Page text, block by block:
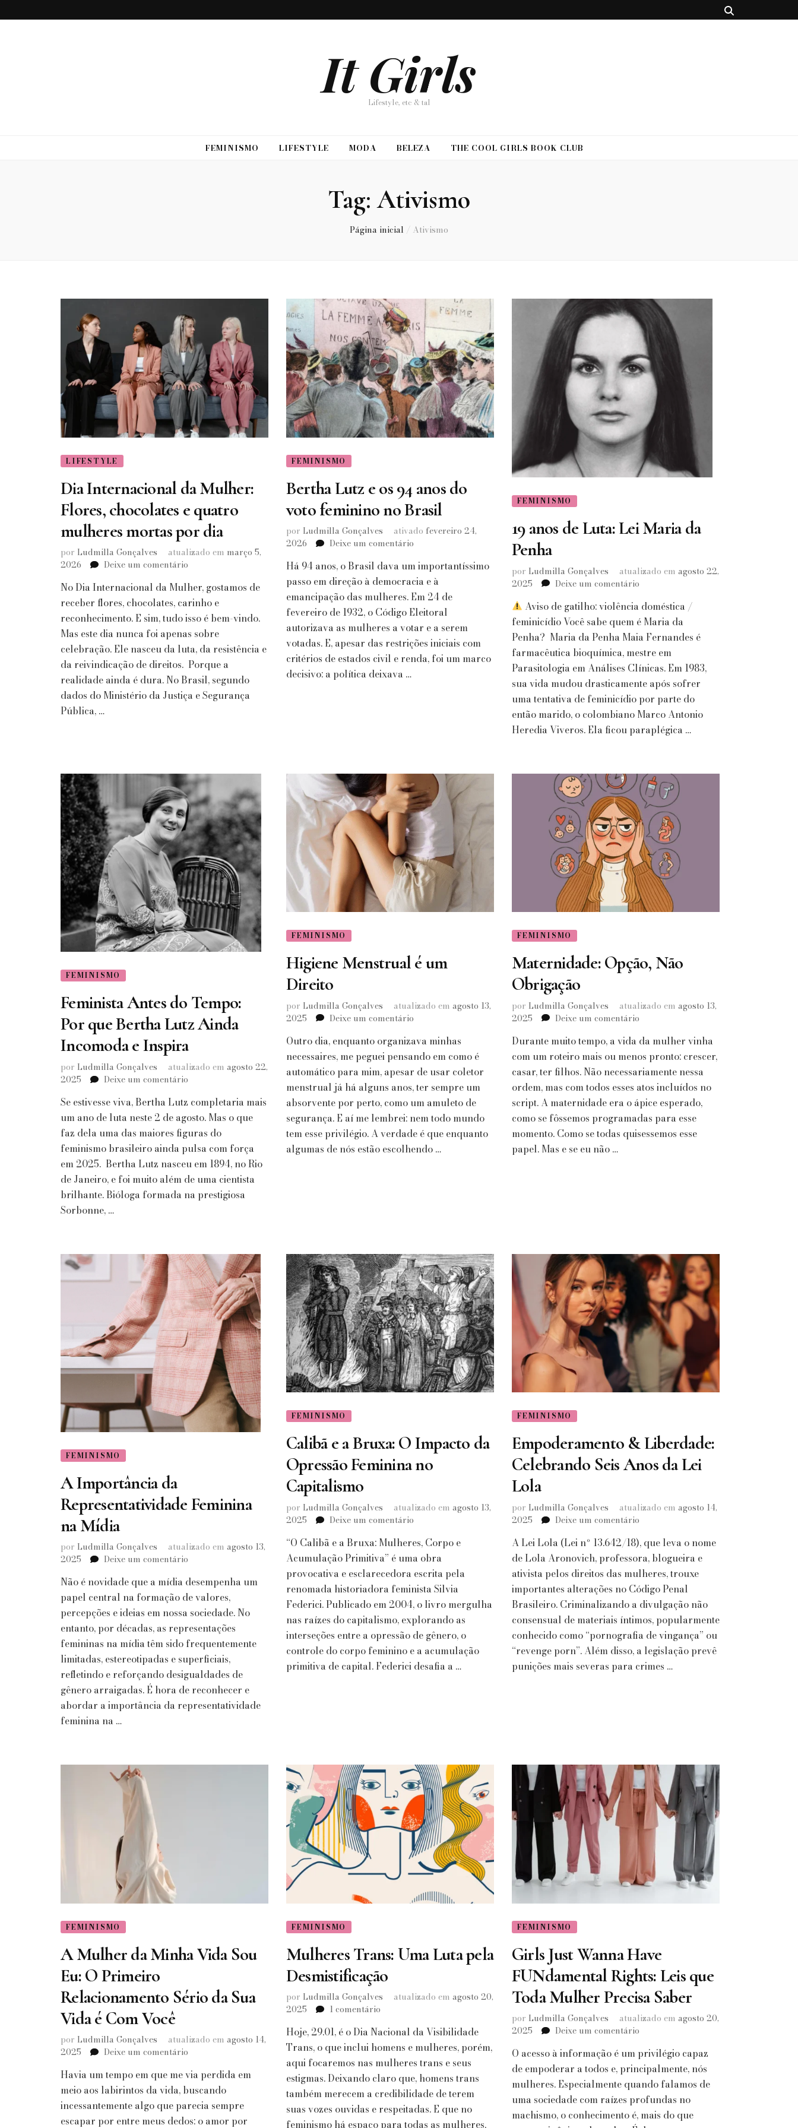
It Girls
Lifestyle, etc & tal
FEMINISMO LIFESTYLE MODA BELEZA THE COOL GIRLS BOOK CLUB
Tag:Ativismo
Página inicial / Ativismo
LIFESTYLE
Dia Internacional da Mulher:
Flores, chocolates e quatro
mulheres mortas por dia
por Ludmilla Gonçalves atualizado em março 5,
2026
Deixe um comentário
Internacional
da
Mulher:
Flores,
chocolates
e
quatro
mulheres
mortas
por
No Dia Internacional da Mulher, gostamos de
receber flores, chocolates, carinho e
reconhecimento. E sim, tudo isso é bem-vindo.
Mas este dia nunca foi apenas sobre
celebração. Ele nasceu da luta, da resistência e
da reivindicação de direitos. Porque a
realidade ainda é dura. No Brasil, segundo
dados do Ministério da Justiça e Segurança
Pública, …
FEMINISMO
Bertha Lutz e os 94 anos do
voto feminino no Brasil
por Ludmilla Gonçalves ativado fevereiro 24,
2026
Deixe um comentárioem
Lutz
e
os
94
anos
do
voto
feminino
Há 94 anos, o Brasil dava um importantíssimo
passo em direção à democracia e à
emancipação das mulheres. Em 24 de
fevereiro de 1932, o Código Eleitoral
autorizava as mulheres a votar e a serem
votadas. E, apesar das restrições iniciais com
critérios de estados civil e renda, foi um marco
decisivo: a política deixava …
FEMINISMO
19 anos de Luta: Lei Maria da
Penha
por Ludmilla Gonçalves atualizado em agosto 22,
2025
Deixe um comentárioem
anos
de
Luta:
Lei
Maria
da
Penha
Aviso de gatilho: violência doméstica /
feminicídio Você sabe quem é Maria da
Penha? Maria da Penha Maia Fernandes é
farmacêutica bioquímica, mestre em
Parasitologia em Análises Clínicas. Em 1983,
sua vida mudou drasticamente após sofrer
uma tentativa de feminicídio por parte do
então marido, o colombiano Marco Antonio
Heredia Viveros. Ela ficou paraplégica …
FEMINISMO
Feminista Antes do Tempo:
Por que Bertha Lutz Ainda
Incomoda e Inspira
por Ludmilla Gonçalves atualizado em agosto 22,
2025
Deixe um comentário
Antes
do
Tempo:
Por
que
Bertha
Lutz
Ainda
Incomoda
Se estivesse viva, Bertha Lutz completaria mais
um ano de luta neste 2 de agosto. Mas o que
faz dela uma das maiores figuras do
feminismo brasileiro ainda pulsa com força
em 2025. Bertha Lutz nasceu em 1894, no Rio
de Janeiro, e foi muito além de uma cientista
brilhante. Bióloga formada na prestigiosa
Sorbonne, …
FEMINISMO
Higiene Menstrual é um
Direito
por Ludmilla Gonçalves atualizado em agosto 13,
2025
Deixe um comentárioem
Menstrual
é
um
Direito
Outro dia, enquanto organizava minhas
necessaires, me peguei pensando em como é
automático para mim, apesar de usar coletor
menstrual já há alguns anos, ter sempre um
absorvente por perto, como um amuleto de
segurança. E aí me lembrei: nem todo mundo
tem esse privilégio. A verdade é que enquanto
algumas de nós estão escolhendo …
FEMINISMO
Maternidade: Opção, Não
Obrigação
por Ludmilla Gonçalves atualizado em agosto 13,
2025
Deixe um comentárioem
Opção,
Não
Obrigação
Durante muito tempo, a vida da mulher vinha
com um roteiro mais ou menos pronto: crescer,
casar, ter filhos. Não necessariamente nessa
ordem, mas com todos esses atos incluídos no
script. A maternidade era o ápice esperado,
como se fôssemos programadas para esse
momento. Como se todas quisessemos esse
papel. Mas e se eu não …
FEMINISMO
A Importância da
Representatividade Feminina
na Mídia
por Ludmilla Gonçalves atualizado em agosto 13,
2025
Deixe um comentário
Importância
da
Representatividade
na
Mídia
Não é novidade que a mídia desempenha um
papel central na formação de valores,
percepções e ideias em nossa sociedade. No
entanto, por décadas, as representações
femininas na mídia têm sido frequentemente
limitadas, estereotipadas e superficiais,
refletindo e reforçando desigualdades de
gênero arraigadas. É hora de reconhecer e
abordar a importância da representatividade
feminina na …
FEMINISMO
Calibã e a Bruxa: O Impacto da
Opressão Feminina no
Capitalismo
por Ludmilla Gonçalves atualizado em agosto 13,
2025
Deixe um comentárioem
e
a
Bruxa:
O
Impacto
da
Opressão
Feminina
Capitalismo
“O Calibã e a Bruxa: Mulheres, Corpo e
Acumulação Primitiva” é uma obra
provocativa e esclarecedora escrita pela
renomada historiadora feminista Silvia
Federici. Publicado em 2004, o livro mergulha
nas raízes do capitalismo, explorando as
interseções entre a opressão de gênero, o
controle do corpo feminino e a acumulação
primitiva de capital. Federici desafia a …
FEMINISMO
Empoderamento & Liberdade:
Celebrando Seis Anos da Lei
Lola
por Ludmilla Gonçalves atualizado em agosto 14,
2025
Deixe um comentárioem
&
Liberdade:
Celebrando
Seis
Anos
da
Lei
Lola
A Lei Lola (Lei nº 13.642/18), que leva o nome
de Lola Aronovich, professora, blogueira e
ativista pelos direitos das mulheres, trouxe
importantes alterações no Código Penal
Brasileiro. Criminalizando a divulgação não
consensual de materiais íntimos, popularmente
conhecido como “pornografia de vingança” ou
“revenge porn”. Além disso, a legislação prevê
punições mais severas para crimes …
FEMINISMO
A Mulher da Minha Vida Sou
Eu: O Primeiro
Relacionamento Sério da Sua
Vida é Com Você
por Ludmilla Gonçalves atualizado em agosto 14,
2025
Deixe um comentário
Mulher
da
Minha
Havia um tempo em que me via perdida em
meio aos labirintos da vida, buscando
incessantemente algo que parecia sempre
escapar por entre meus dedos: o amor por
FEMINISMO
Mulheres Trans: Uma Luta pela
Desmistificação
por Ludmilla Gonçalves atualizado em agosto 20,
2025
1 comentárioem
Trans:
Uma
Luta
Desmistificação
Hoje, 29.01, é o Dia Nacional da Visibilidade
Trans, o que inclui homens e mulheres, porém,
aqui focaremos nas mulheres trans e seus
estigmas. Deixando claro que, homens trans
também merecem a credibilidade de terem
suas vozes ouvidas e respeitadas. E que no
feminismo há espaço para todas as mulheres,
FEMINISMO
Girls Just Wanna Have
FUNdamental Rights: Leis que
Toda Mulher Precisa Saber
por Ludmilla Gonçalves atualizado em agosto 20,
2025
Deixe um comentárioem
Just
Wanna
Have
FUNdamental
Rights:
Leis
O acesso à informação é um privilégio capaz
de empoderar a todos e, principalmente, nós
mulheres. Especialmente quando falamos de
uma sociedade com raízes profundas no
machismo, o conhecimento é, mais do que